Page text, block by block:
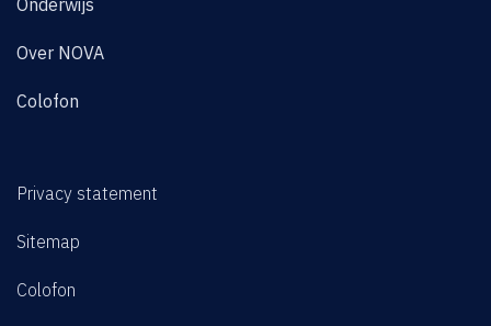
Onderwijs
Over NOVA
Colofon
Privacy statement
Sitemap
Colofon